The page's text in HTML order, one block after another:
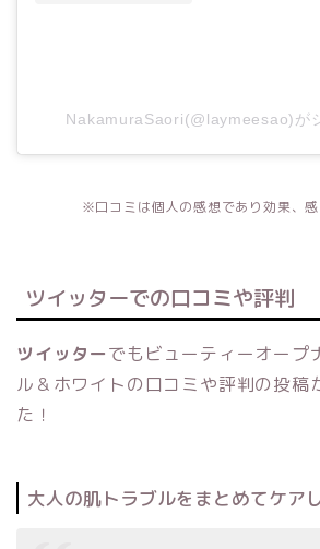
NakamuraSaori(@laymeesao)が
※口コミは個人の感想であり効果、
ツイッターでの口コミや評判
ツイッターでもビューティーオープ
ル＆ホワイトの口コミや評判の投稿
た！
大人の肌トラブルをまとめてケア